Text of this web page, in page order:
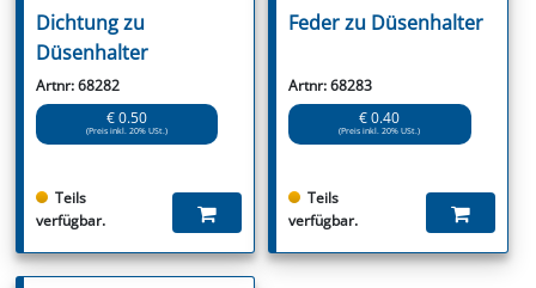
Dichtung zu
Düsenhalter
Artnr: 68282
€ 0.50
(Preis inkl. 20% USt.)
Teils
verfügbar.
Feder zu Düsenhalter
Artnr: 68283
€ 0.40
(Preis inkl. 20% USt.)
Teils
verfügbar.